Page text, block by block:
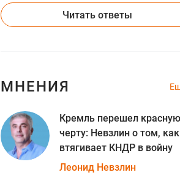
Читать ответы
МНЕНИЯ
Кремль перешел красную
черту: Невзлин о том,
втягивает КНДР в войну
Леонид Невзлин